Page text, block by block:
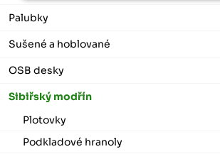
Palubky
Sušené a hoblované
OSB desky
Sibiřský modřín
Plotovky
Podkladové hranoly